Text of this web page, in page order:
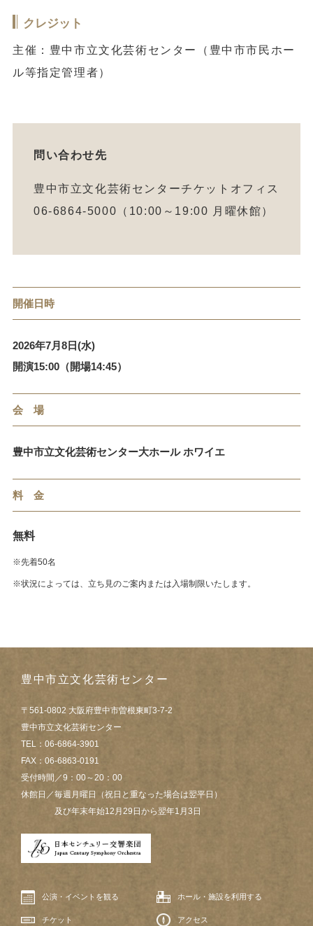
クレジット
主催：豊中市立文化芸術センター（豊中市市民ホー
ル等指定管理者）
問い合わせ先
豊中市立文化芸術センターチケットオフィス
06-6864-5000（10:00～19:00 月曜休館）
開催日時
2026年7月8日(水)
開演15:00（開場14:45）
会 場
豊中市立文化芸術センター大ホール ホワイエ
料 金
無料
※先着50名
※状況によっては、立ち見のご案内または入場制限いたします。
豊中市立文化芸術センター
〒561-0802 大阪府豊中市曽根東町3-7-2
豊中市立文化芸術センター
TEL：06-6864-3901
FAX：06-6863-0191
受付時間／9：00～20：00
休館日／毎週月曜日（祝日と重なった場合は翌平日）
及び年末年始12月29日から翌年1月3日
公演・イベントを観る ホール・施設を利用する
チケット アクセス